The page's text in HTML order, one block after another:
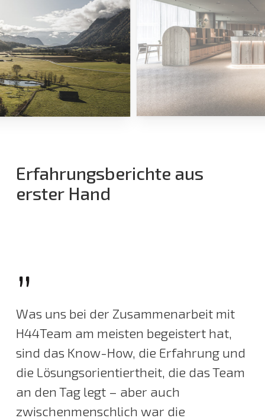
Erfahrungsberichte aus
erster Hand
”
Was uns bei der Zusammenarbeit mit
H44Team am meisten begeistert hat,
sind das Know-How, die Erfahrung und
die Lösungsorientiertheit, die das Team
an den Tag legt – aber auch
zwischenmenschlich war die